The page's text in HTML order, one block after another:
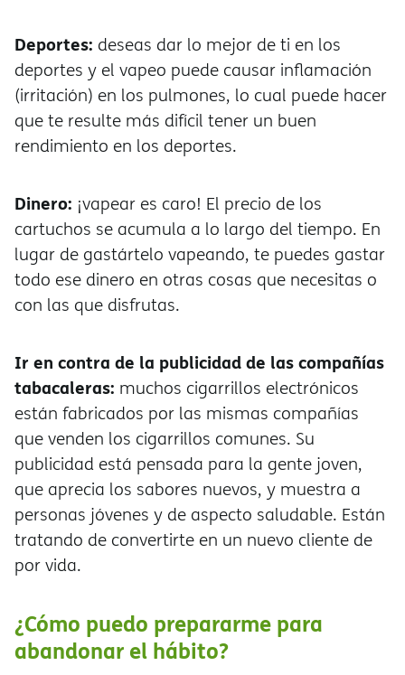
Deportes: deseas dar lo mejor de ti en los
deportes y el vapeo puede causar inflamación
(irritación) en los pulmones, lo cual puede hacer
que te resulte más difícil tener un buen
rendimiento en los deportes.
Dinero: ¡vapear es caro! El precio de los
cartuchos se acumula a lo largo del tiempo. En
lugar de gastártelo vapeando, te puedes gastar
todo ese dinero en otras cosas que necesitas o
con las que disfrutas.
Ir en contra de la publicidad de las compañías
tabacaleras: muchos cigarrillos electrónicos
están fabricados por las mismas compañías
que venden los cigarrillos comunes. Su
publicidad está pensada para la gente joven,
que aprecia los sabores nuevos, y muestra a
personas jóvenes y de aspecto saludable. Están
tratando de convertirte en un nuevo cliente de
por vida.
¿Cómo puedo prepararme para
abandonar el hábito?